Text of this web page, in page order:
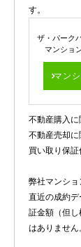
す。
ザ・パーク
マンショ
マン
不動産購入
不動産売却に
買い取り保証
弊社マンシ
直近の成約
証金額（但
はありません